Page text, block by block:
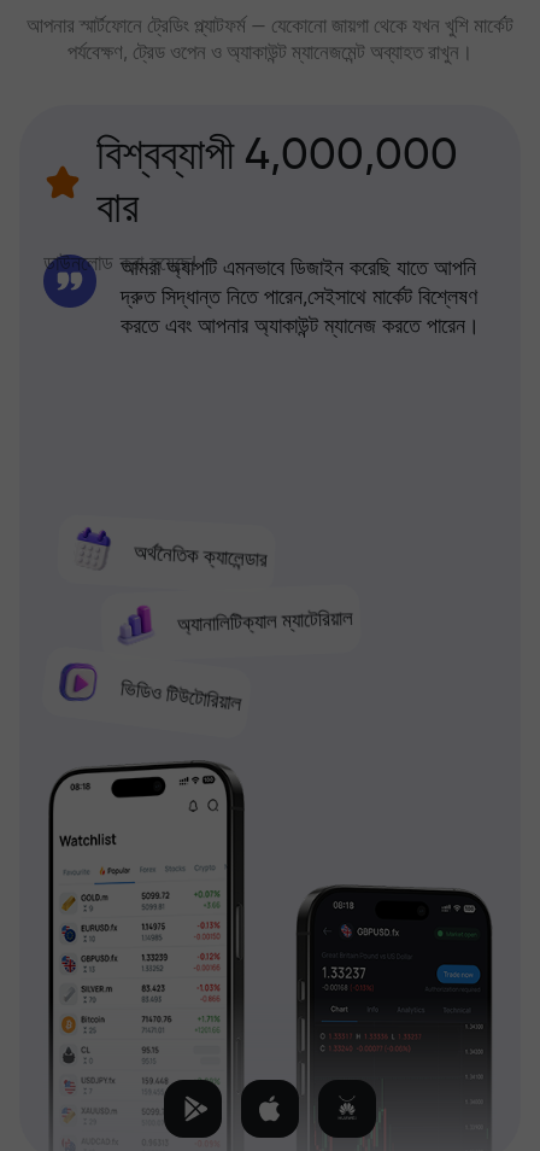
আপনার স্মার্টফোনে ট্রেডিং প্ল্যাটফর্ম — যেকোনো জায়গা থেকে যখন খুশি মার্কেট
পর্যবেক্ষণ, ট্রেড ওপেন ও অ্যাকাউন্ট ম্যানেজমেন্ট অব্যাহত রাখুন।
বিশ্বব্যাপী 4,000,000
বার
ডাউনলোড করা হয়েছে!
অর্থনৈতিক ক্যালেন্ডার
অ্যানালিটিক্যাল ম্যাটেরিয়াল
ভিডিও টিউটোরিয়াল
আমরা অ্যাপটি এমনভাবে ডিজাইন করেছি যাতে আপনি
দ্রুত সিদ্ধান্ত নিতে পারেন,সেইসাথে মার্কেট বিশ্লেষণ
করতে এবং আপনার অ্যাকাউন্ট ম্যানেজ করতে পারেন।